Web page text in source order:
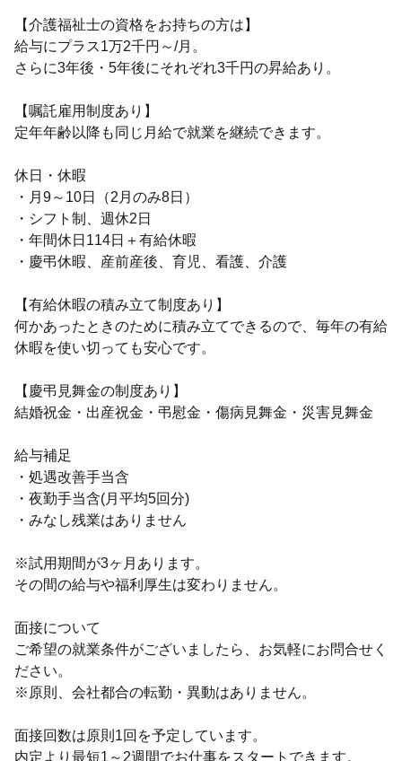
【介護福祉士の資格をお持ちの方は】
給与にプラス1万2千円～/月。
さらに3年後・5年後にそれぞれ3千円の昇給あり。
【嘱託雇用制度あり】
定年年齢以降も同じ月給で就業を継続できます。
休日・休暇
・月9～10日（2月のみ8日）
・シフト制、週休2日
・年間休日114日＋有給休暇
・慶弔休暇、産前産後、育児、看護、介護
【有給休暇の積み立て制度あり】
何かあったときのために積み立てできるので、毎年の有給
休暇を使い切っても安心です。
【慶弔見舞金の制度あり】
結婚祝金・出産祝金・弔慰金・傷病見舞金・災害見舞金
給与補足
・処遇改善手当含
・夜勤手当含(月平均5回分)
・みなし残業はありません
※試用期間が3ヶ月あります。
その間の給与や福利厚生は変わりません。
面接について
ご希望の就業条件がございましたら、お気軽にお問合せく
ださい。
※原則、会社都合の転勤・異動はありません。
面接回数は原則1回を予定しています。
内定より最短1～2週間でお仕事をスタートできます。